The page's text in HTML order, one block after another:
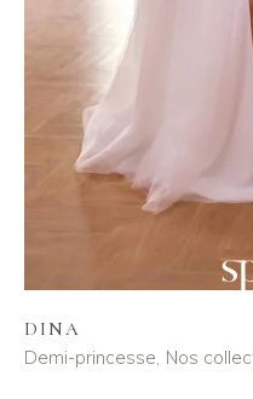
DINA
Demi-princesse Nos